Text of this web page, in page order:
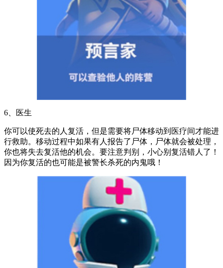
6、医生
你可以使死去的人复活，但是需要将尸体移动到医疗间才能进
行救助。移动过程中如果有人报告了尸体，尸体就会被处理，
你也将失去复活他的机会。要注意判别，小心别复活错人了！
因为你复活的也可能是被警长杀死的内鬼哦！